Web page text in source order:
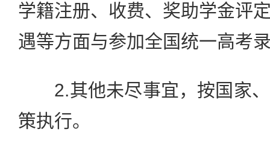
学籍注册、收费、奖助学金评
遇等方面与参加全国统一高考
2.其他未尽事宜，按国家、
策执行。